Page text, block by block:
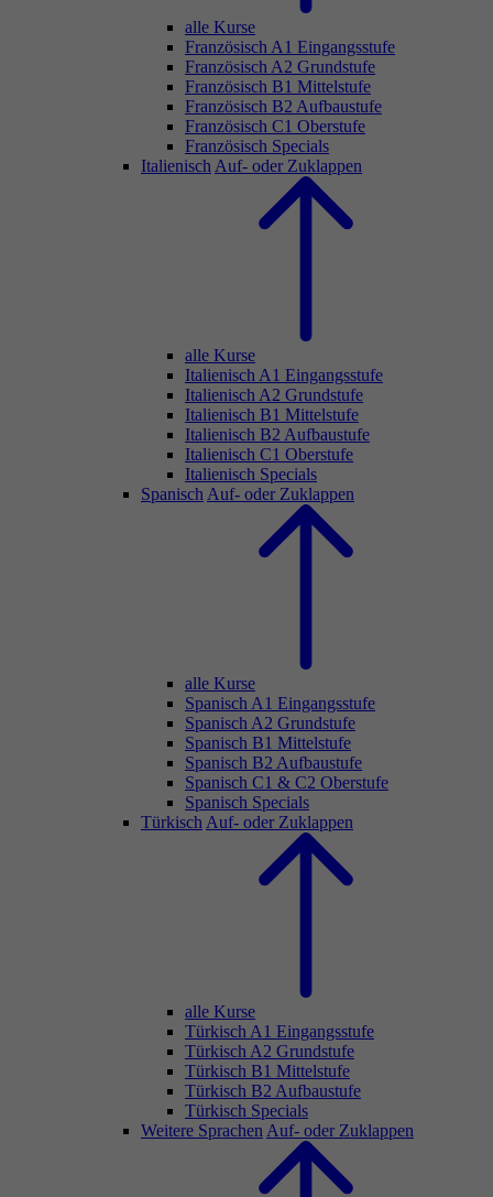
alle Kurse
Französisch A1 Eingangsstufe
Französisch A2 Grundstufe
Französisch B1 Mittelstufe
Französisch B2 Aufbaustufe
Französisch C1 Oberstufe
Französisch Specials
Italienisch Auf- oder Zuklappen
alle Kurse
Italienisch A1 Eingangsstufe
Italienisch A2 Grundstufe
Italienisch B1 Mittelstufe
Italienisch B2 Aufbaustufe
Italienisch C1 Oberstufe
Italienisch Specials
Spanisch Auf- oder Zuklappen
alle Kurse
Spanisch A1 Eingangsstufe
Spanisch A2 Grundstufe
Spanisch B1 Mittelstufe
Spanisch B2 Aufbaustufe
Spanisch C1 & C2 Oberstufe
Spanisch Specials
Türkisch Auf- oder Zuklappen
alle Kurse
Türkisch A1 Eingangsstufe
Türkisch A2 Grundstufe
Türkisch B1 Mittelstufe
Türkisch B2 Aufbaustufe
Türkisch Specials
Weitere Sprachen Auf- oder Zuklappen